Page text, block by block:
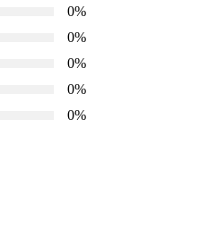
0%
0%
0%
0%
0%